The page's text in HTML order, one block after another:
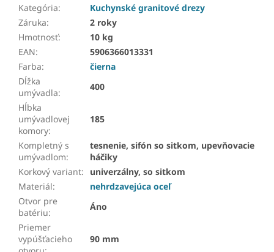
Kategória:
Kuchynské granitové drezy
Záruka:
2 roky
Hmotnosť:
10 kg
EAN:
5906366013331
Farba:
čierna
Dĺžka
umývadla:
400
Hĺbka
umývadlovej
komory:
185
Kompletný s
umývadlom:
tesnenie, sifón so sitkom, upevňovacie
háčiky
Korkový variant:
univerzálny, so sitkom
Materiál:
nehrdzavejúca oceľ
Otvor pre
batériu:
Áno
Priemer
vypúšťacieho
90 mm